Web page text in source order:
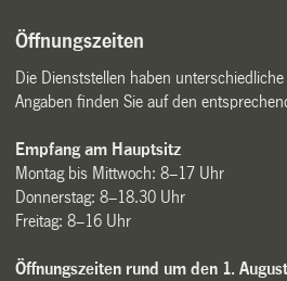
Öffnungszeiten
Die Dienststellen haben
Angaben finden Sie auf den
Empfang am Hauptsitz
Montag bis Mittwoch: 8–17 Uhr
Donnerstag: 8–18.30 Uhr
Freitag: 8–16 Uhr
Öffnungszeiten rund um den 1. August